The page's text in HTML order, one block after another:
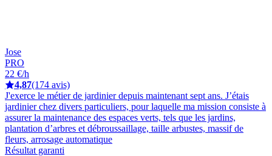
Jose
PRO
22 €/h
4,87(174 avis)
J'exerce le métier de jardinier depuis maintenant sept ans. J’étais
jardinier chez divers particuliers, pour laquelle ma mission consiste à
assurer la maintenance des espaces verts, tels que les jardins,
plantation d’arbres et débroussaillage, taille arbustes, massif de
fleurs, arrosage automatique
Résultat garanti